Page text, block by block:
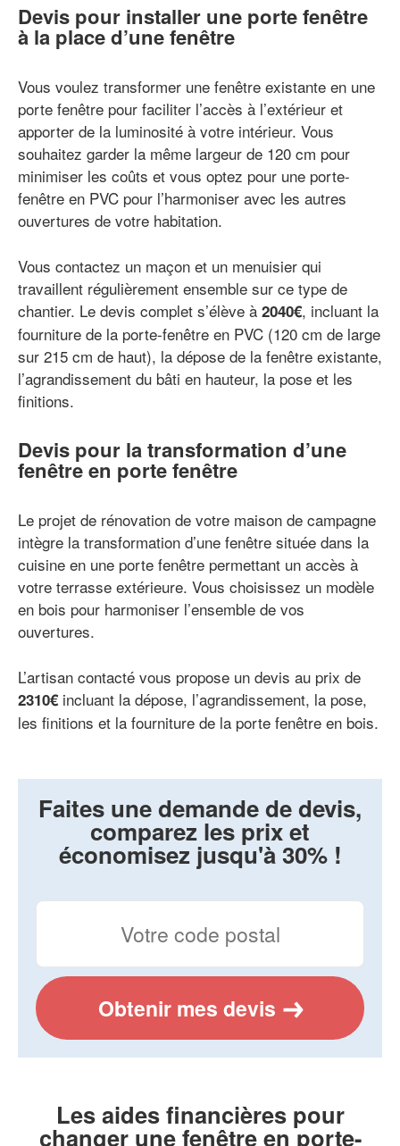
Devis pour installer une porte fenêtre
à la place d’une fenêtre
Vous voulez transformer une fenêtre existante en une
porte fenêtre pour faciliter l’accès à l’extérieur et
apporter de la luminosité à votre intérieur. Vous
souhaitez garder la même largeur de 120 cm pour
minimiser les coûts et vous optez pour une porte-
fenêtre en PVC pour l’harmoniser avec les autres
ouvertures de votre habitation.
Vous contactez un maçon et un menuisier qui
travaillent régulièrement ensemble sur ce type de
chantier. Le devis complet s’élève à 2040€, incluant la
fourniture de la porte-fenêtre en PVC (120 cm de large
sur 215 cm de haut), la dépose de la fenêtre existante,
l’agrandissement du bâti en hauteur, la pose et les
finitions.
Devis pour la transformation d’une
fenêtre en porte fenêtre
Le projet de rénovation de votre maison de campagne
intègre la transformation d’une fenêtre située dans la
cuisine en une porte fenêtre permettant un accès à
votre terrasse extérieure. Vous choisissez un modèle
en bois pour harmoniser l’ensemble de vos
ouvertures.
L’artisan contacté vous propose un devis au prix de
2310€ incluant la dépose, l’agrandissement, la pose,
les finitions et la fourniture de la porte fenêtre en bois.
Faites une demande de devis,
comparez les prix et
économisez jusqu'à 30% !
Obtenir mes devis
Les aides financières pour
changer une fenêtre en porte-